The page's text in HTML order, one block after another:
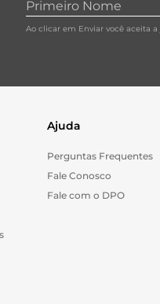
Ao clicar em Enviar você aceita a
Ajuda
Perguntas Frequentes
Fale Conosco
Fale com o DPO